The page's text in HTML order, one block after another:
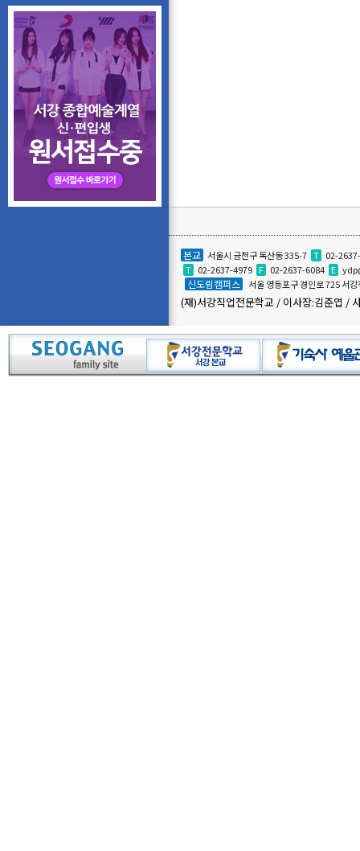
본교 서울시 금천구 독산동 335-7 T 02-
T 02-2637-4979 F 02-2637-6084 E
신도림캠퍼스 서울 영등포구 경인로 725 서
(재)서강직업전문학교 / 이사장:김준엽 /